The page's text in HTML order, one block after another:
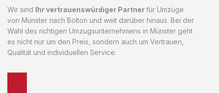
Wir sind Ihr vertrauenswürdiger Partnerfür Umzüge
von Münster nach Bolton und weit darüber hinaus. Bei der
Wahl des richtigen Umzugsunternehmens in Münster geht
es nicht nur um den Preis, sondern auch um Vertrauen,
Qualität und individuellen Service.